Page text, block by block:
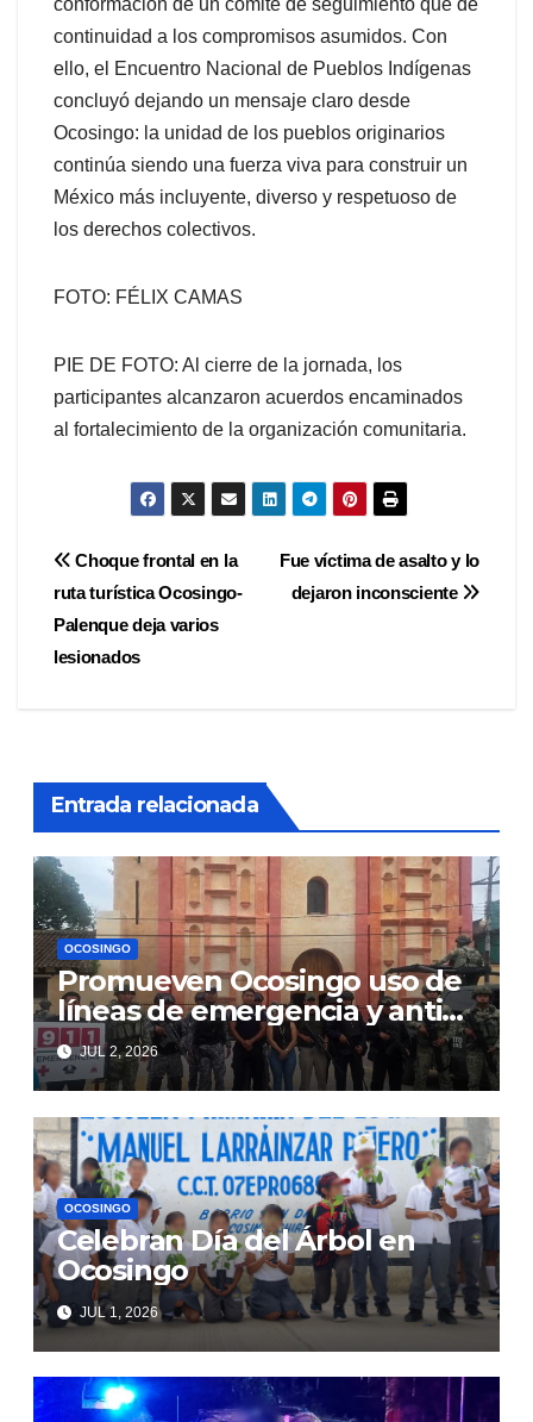
continuidad a los compromisos asumidos. Con
ello, el Encuentro Nacional de Pueblos Indígenas
concluyó dejando un mensaje claro desde
Ocosingo: la unidad de los pueblos originarios
continúa siendo una fuerza viva para construir un
México más incluyente, diverso y respetuoso de
los derechos colectivos.
FOTO: FÉLIX CAMAS
PIE DE FOTO: Al cierre de la jornada, los
participantes alcanzaron acuerdos encaminados
al fortalecimiento de la organización comunitaria.
Navegación
de
entradas
Fue víctima de asalto y lo
dejaron inconsciente
Choque frontal en la
ruta turística Ocosingo-
Palenque deja varios
lesionados
Entrada relacionada
OCOSINGO
Promueven Ocosingo uso de
líneas de emergencia y anti
extorsiones
JUL 2, 2026
OCOSINGO
Celebran Día del Árbol en
Ocosingo
JUL 1, 2026